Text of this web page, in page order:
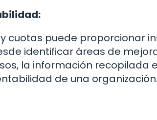
cuotas puede proporcionar
identificar áreas de
la información recopilada
de una